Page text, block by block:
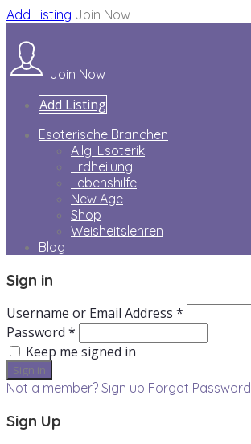
Add Listing Join Now
Join Now
Add Listing
Esoterische Branchen
Allg. Esoterik
Erdheilung
Lebenshilfe
New Age
Shop
Weisheitslehren
Blog
Sign in
Username or Email Address *
Password *
Keep me signed in
Not a member? Sign up Forgot Password
Sign Up